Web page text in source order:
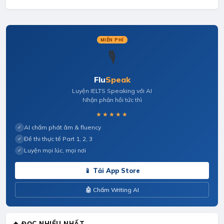
MIỄN PHÍ
🎙️
FluSpeak
Luyện IELTS Speaking với AI
Nhận phản hồi tức thì
★★★★★
✓ AI chấm phát âm & fluency
✓ Đề thi thực tế Part 1, 2, 3
✓ Luyện mọi lúc, mọi nơi
📱 Tải App Store
🤖 Chấm Writing AI